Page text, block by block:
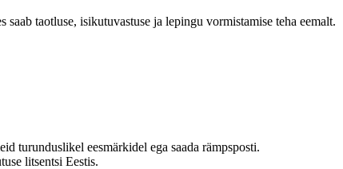
taotluse, isikutuvastuse ja lepingu vormistamise teha eemalt.
turunduslikel eesmärkidel ega saada rämpsposti.
litsentsi Eestis.